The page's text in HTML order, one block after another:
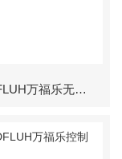
WANDFLUH万福乐无泄漏电磁阀